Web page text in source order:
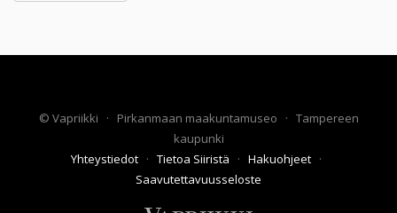
© Vapriikki · Pirkanmaan maakuntamuseo · Tampereen
kaupunki
Yhteystiedot · Tietoa Siiristä · Hakuohjeet ·
Saavutettavuusseloste